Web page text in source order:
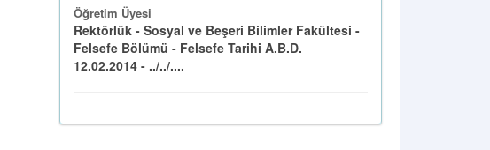
Öğretim Üyesi
Rektörlük - Sosyal ve Beşeri Bilimler Fakültesi -
Felsefe Bölümü - Felsefe Tarihi A.B.D.
12.02.2014 - ../../....